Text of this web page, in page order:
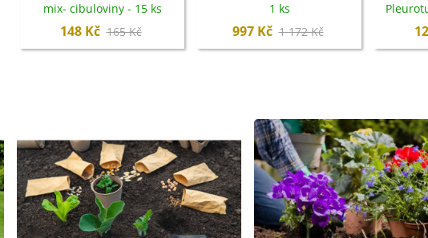
mix- cibuloviny - 15 ks
148 Kč 165 Kč
1 ks
997 Kč 1 172 Kč